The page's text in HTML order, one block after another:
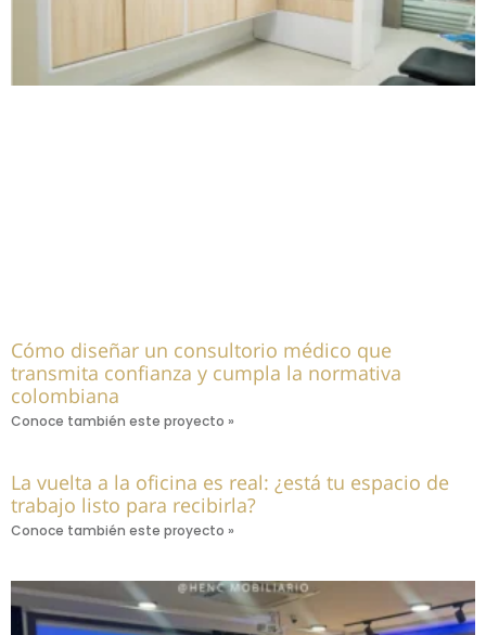
Cómo diseñar un consultorio médico que
transmita confianza y cumpla la normativa
colombiana
Conoce también este proyecto »
La vuelta a la oficina es real: ¿está tu espacio de
trabajo listo para recibirla?
Conoce también este proyecto »